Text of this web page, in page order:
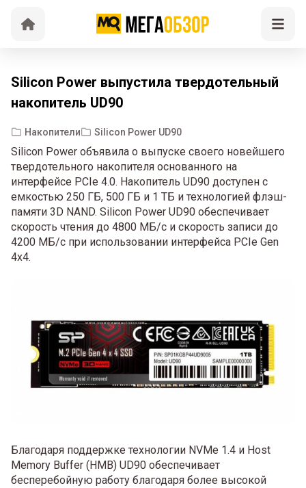
Silicon Power выпустила твердотельный
накопитель UD90
Накопители Silicon Power UD90
Silicon Power объявила о выпуске своего новейшего
твердотельного накопителя основанного на
интерфейсе PCIe 4.0. Накопитель UD90 доступен с
емкостью 250 ГБ, 500 ГБ и 1 ТБ и технологией флэш-
памяти 3D NAND. Silicon Power UD90 обеспечивает
скорость чтения до 4800 МБ/с и скорость записи до
4200 МБ/с при использовании интерфейса PCIe Gen
4x4.
Благодаря поддержке технологии NVMe 1.4 и Host
Memory Buffer (HMB) UD90 обеспечивает
бесперебойную работу благодаря более высокой